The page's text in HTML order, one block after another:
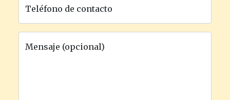
Teléfono de contacto
Mensaje (opcional)